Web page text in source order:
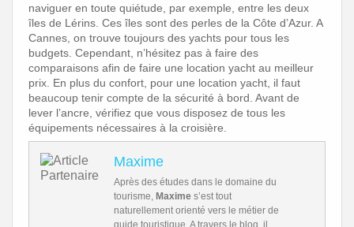
naviguer en toute quiétude, par exemple, entre les deux
îles de Lérins. Ces îles sont des perles de la Côte d’Azur. A
Cannes, on trouve toujours des yachts pour tous les
budgets. Cependant, n’hésitez pas à faire des
comparaisons afin de faire une location yacht au meilleur
prix. En plus du confort, pour une location yacht, il faut
beaucoup tenir compte de la sécurité à bord. Avant de
lever l’ancre, vérifiez que vous disposez de tous les
équipements nécessaires à la croisière.
Maxime
Après des études dans le domaine du
tourisme, Maxime s’est tout
naturellement orienté vers le métier de
guide touristique. A travers le blog, il